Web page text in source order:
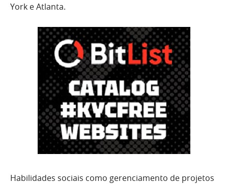
York e Atlanta.
Habilidades sociais como gerenciamento de projetos